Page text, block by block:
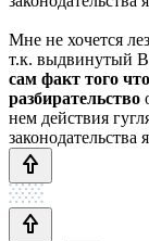
Мне не хочется
т.к. выдвинутый
сам факт того
разбирательство
нем действия
законодательства